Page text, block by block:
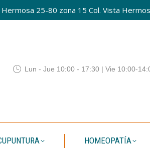
Hermosa 25-80 zona 15 Col. Vista
Lun - Jue 10:00 - 17:30 | Vie 10:00-
HOMEOPATÍA
ACUPUNTURA